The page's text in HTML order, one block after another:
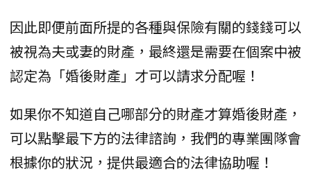
因此即便前面所提的各種與保險有關的錢錢可以
被視為夫或妻的財產，最終還是需要在個案中被
認定為「婚後財產」才可以請求分配喔！
如果你不知道自己哪部分的財產才算婚後財產，
可以點擊最下方的法律諮詢，我們的專業團隊會
根據你的狀況，提供最適合的法律協助喔！